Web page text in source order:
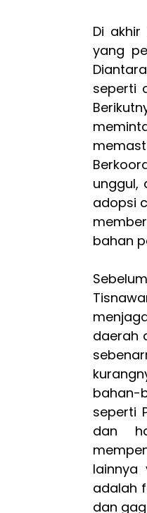
Di
yang
seperti
unggul,
adopsi
bahan
daerah
bahan-
seperti
dan
lainnya
adalah
dan